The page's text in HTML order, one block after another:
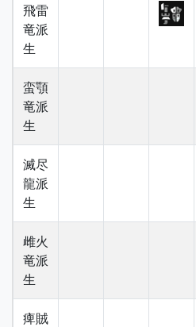
飛雷
竜派
生
蛮顎
竜派
生
滅尽
龍派
生
雌火
竜派
生
痺賊